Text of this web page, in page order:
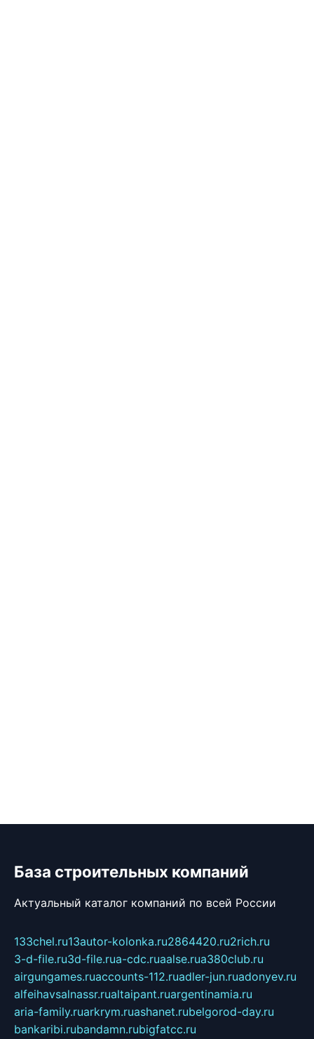
База строительных компаний
Актуальный каталог компаний по всей России
133chel.ru13autor-kolonka.ru2864420.ru2rich.ru
3-d-file.ru3d-file.rua-cdc.ruaalse.rua380club.ru
airgungames.ruaccounts-112.ruadler-jun.ruadonyev.ru
alfeihavsalnassr.rualtaipant.ruargentinamia.ru
aria-family.ruarkrym.ruashanet.rubelgorod-day.ru
bankaribi.rubandamn.rubigfatcc.ru